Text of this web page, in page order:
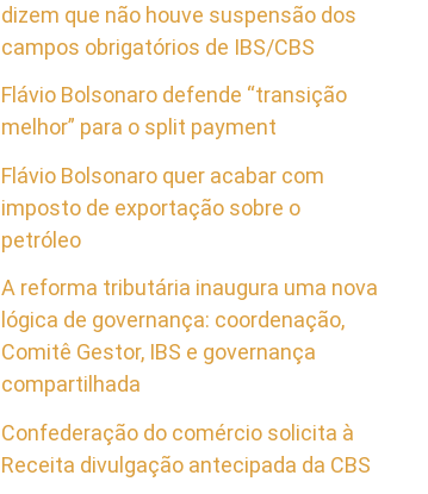
dizem que não houve suspensão dos
campos obrigatórios de IBS/CBS
Flávio Bolsonaro defende “transição
melhor” para o split payment
Flávio Bolsonaro quer acabar com
imposto de exportação sobre o
petróleo
A reforma tributária inaugura uma nova
lógica de governança: coordenação,
Comitê Gestor, IBS e governança
compartilhada
Confederação do comércio solicita à
Receita divulgação antecipada da CBS